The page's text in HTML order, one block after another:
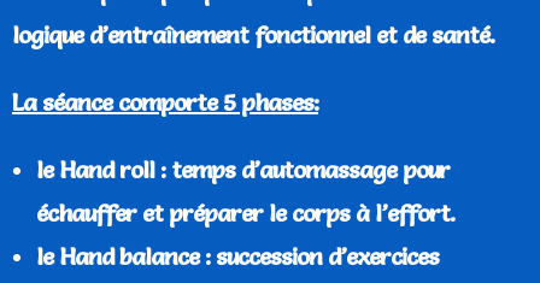
logique d’entraînement fonctionnel et de santé.
La séance comporte 5 phases:
le Hand roll : temps d’automassage pour
échauffer et préparer le corps à l’effort.
le Hand balance : succession d’exercices